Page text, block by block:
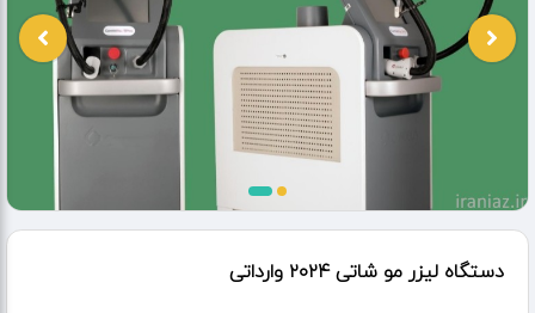
دستگاه لیزر مو شاتی ۲۰۲۴ وارداتی